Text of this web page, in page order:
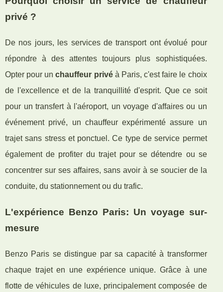
privé ?
De nos jours, les services de transport ont évolué pour
répondre à des attentes toujours plus sophistiquées.
Opter pour unchauffeur privéà Paris, c'est faire le choix
de l'excellence et de la tranquillité d'esprit. Que ce soit
pour un transfert à l'aéroport, un voyage d'affaires ou un
événement privé, un chauffeur expérimenté assure un
trajet sans stress et ponctuel. Ce type de service permet
également de profiter du trajet pour se détendre ou se
concentrer sur ses affaires, sans avoir à se soucier de la
conduite, du stationnement ou du trafic.
L'expérience Benzo Paris: Un voyage sur-
mesure
Benzo Paris se distingue par sa capacité à transformer
chaque trajet en une expérience unique. Grâce à une
flotte de véhicules de luxe, principalement composée de